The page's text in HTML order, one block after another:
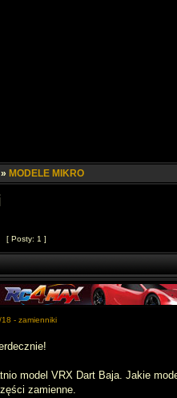
» MODELE MIKRO
[ Posty: 1 ]
- zamienniki
model VRX Dart Baja. Jakie
zamienne.